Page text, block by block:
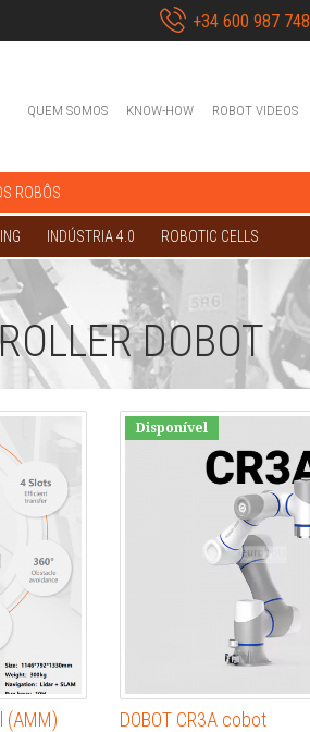
+34 600 987 748
QUEM SOMOS KNOW-HOW ROBOT VIDEOS
ROBÔS
INDÚSTRIA 4.0 ROBOTIC CELLS
DOBOT
(AMM)
Disponível
DOBOT CR3A cobot